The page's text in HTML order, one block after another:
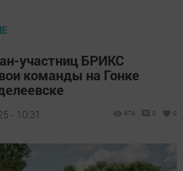
участниц БРИКС
команды на Гонке
- 10:31 674 0 0